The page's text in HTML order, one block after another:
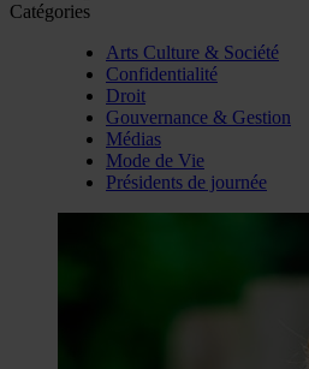
Catégories
Arts Culture & Société
Confidentialité
Droit
Gouvernance & Gestion
Médias
Mode de Vie
Présidents de journée